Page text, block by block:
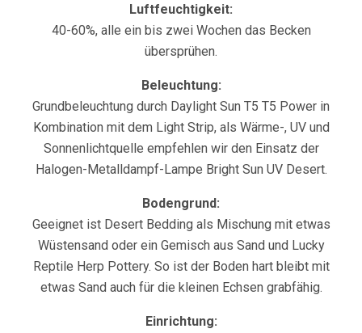
Luftfeuchtigkeit:
40-60%, alle ein bis zwei Wochen das Becken
übersprühen.
Beleuchtung:
Grundbeleuchtung durch Daylight Sun T5 T5 Power in
Kombination mit dem Light Strip, als Wärme-, UV und
Sonnenlichtquelle empfehlen wir den Einsatz der
Halogen-Metalldampf-Lampe Bright Sun UV Desert.
Bodengrund:
Geeignet ist Desert Bedding als Mischung mit etwas
Wüstensand oder ein Gemisch aus Sand und Lucky
Reptile Herp Pottery. So ist der Boden hart bleibt mit
etwas Sand auch für die kleinen Echsen grabfähig.
Einrichtung: